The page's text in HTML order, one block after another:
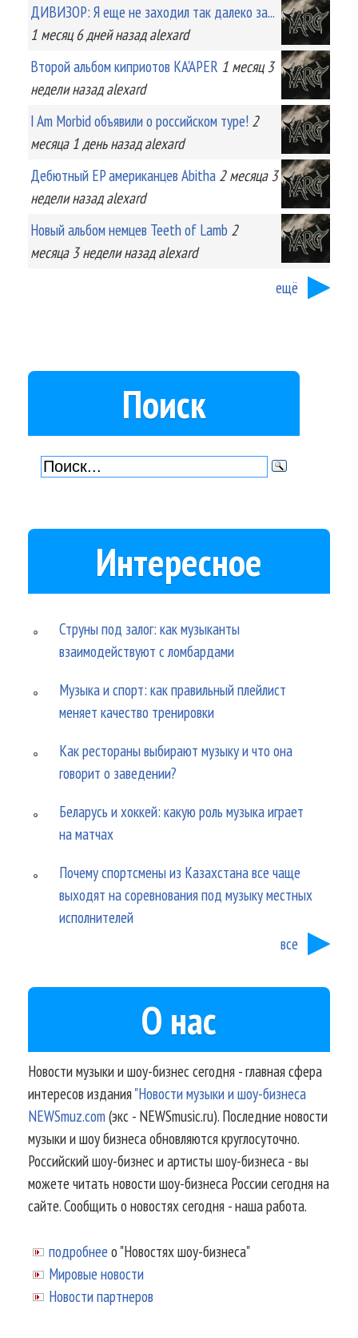
ДИВИЗОР: Я еще не заходил так далеко за...
1 месяц 6 днейназад alexard
Второй альбом киприотов KA'APER 1 месяц 3
неделиназад alexard
I Am Morbid объявили о российском туре! 2
месяца 1 деньназад alexard
Дебютный EP американцев Abitha 2 месяца 3
неделиназад alexard
Новый альбом немцев Teeth of Lamb 2
месяца 3 неделиназад alexard
ещё
Поиск
Интересное
Струны под залог: как музыканты
взаимодействуют с ломбардами
Музыка и спорт: как правильный плейлист
меняет качество тренировки
Как рестораны выбирают музыку и что она
говорит о заведении?
Беларусь и хоккей: какую роль музыка играет
на матчах
Почему спортсмены из Казахстана все чаще
выходят на соревнования под музыку местных
исполнителей
все
О нас
Новости музыки и шоу-бизнес сегодня - главная сфера
интересов издания"Новости музыки и шоу-бизнеса
NEWSmuz.com(экс - NEWSmusic.ru). Последние новости
музыки и шоу бизнеса обновляются круглосуточно.
Российский шоу-бизнес и артисты шоу-бизнеса - вы
можете читать новости шоу-бизнеса России сегодня на
сайте. Сообщить о новостях сегодня - наша работа.
подробнее о "Новостях шоу-бизнеса"
Мировые новости
Новости партнеров